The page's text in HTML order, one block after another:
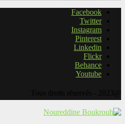
Facebook
Twitter
Instagram
Pinterest
Linkedin
Flickr
Behance
Youtube